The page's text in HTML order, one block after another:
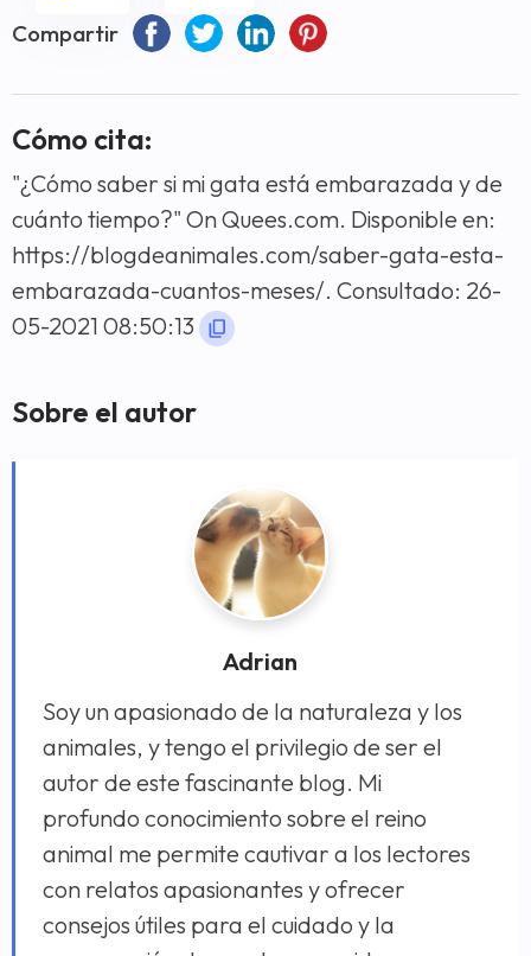
Compartir
Cómo cita:
"¿Cómo saber si mi gata está embarazada y de
cuánto tiempo?" On Quees.com. Disponible en:
https://blogdeanimales.com/saber-gata-esta-
embarazada-cuantos-meses/. Consultado: 26-
05-2021 08:50:13
Sobre el autor
Adrian
Soy un apasionado de la naturaleza y los
animales, y tengo el privilegio de ser el
autor de este fascinante blog. Mi
profundo conocimiento sobre el reino
animal me permite cautivar a los lectores
con relatos apasionantes y ofrecer
consejos útiles para el cuidado y la